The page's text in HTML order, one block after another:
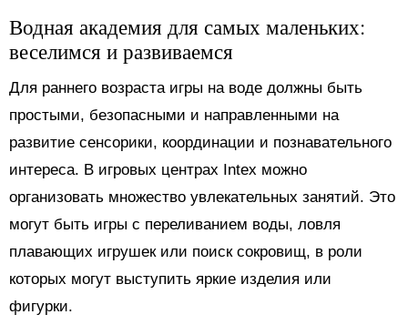
Водная академия для самых маленьких:
веселимся и развиваемся
Для раннего возраста игры на воде должны быть
простыми, безопасными и направленными на
развитие сенсорики, координации и познавательного
интереса. В игровых центрах Intex можно
организовать множество увлекательных занятий. Это
могут быть игры с переливанием воды, ловля
плавающих игрушек или поиск сокровищ, в роли
которых могут выступить яркие изделия или
фигурки.